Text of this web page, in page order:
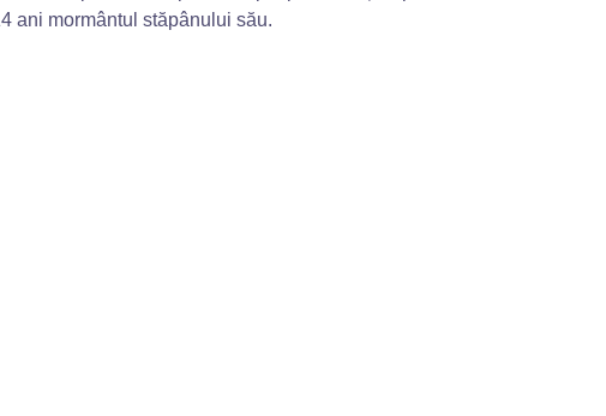
ani mormântul stăpânului său.